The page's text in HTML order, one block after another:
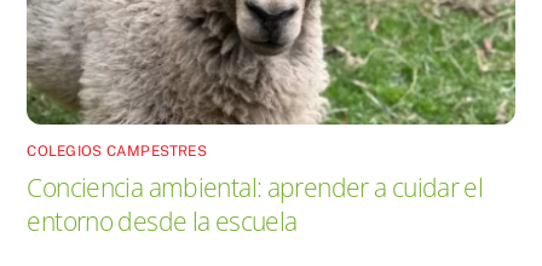
COLEGIOS CAMPESTRES
Conciencia ambiental: aprender a cuidar el
entorno desde la escuela